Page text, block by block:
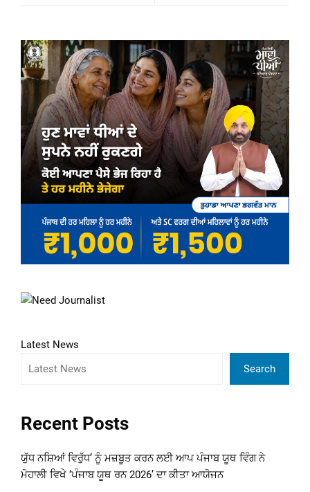
Latest News
Search
Recent Posts
ਯੁੱਧ ਨਸ਼ਿਆਂ ਵਿਰੁੱਧ’ ਨੂੰ ਮਜ਼ਬੂਤ ਕਰਨ ਲਈ ਆਪ ਪੰਜਾਬ ਯੂਥ ਵਿੰਗ ਨੇ
ਮੋਹਾਲੀ ਵਿਖੇ ‘ਪੰਜਾਬ ਯੂਥ ਰਨ 2026’ ਦਾ ਕੀਤਾ ਆਯੋਜਨ